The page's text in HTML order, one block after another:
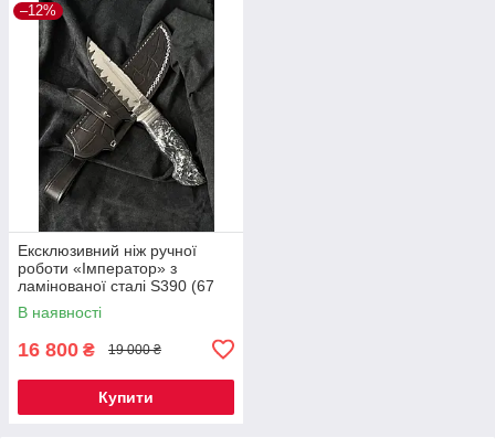
–12%
Ексклюзивний ніж ручної
роботи «Імператор» з
ламінованої сталі S390 (67
HRC), руків'я гібрид карбону,
шкіряний чохол
В наявності
16 800 ₴ 19 000 ₴
Купити